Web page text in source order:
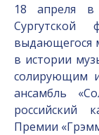
18 апреля в
Сургутской
выдающегося
в истории
солирующим
ансамбль
российский
Премии